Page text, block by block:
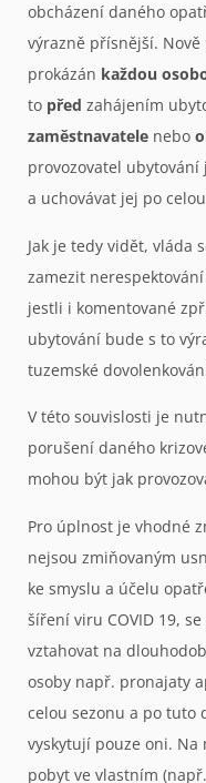
obcházení daného
výrazně přísnější.
prokázán každou
to před zahájením
zaměstnavatele nebo
provozovatel
a uchovávat jej po
Jak je tedy vidět, vláda
zamezit
jestli i komentované
ubytování bude s to
tuzemské
V této souvislosti je
porušení daného
mohou být jak
Pro úplnost je vhodné
nejsou zmiňovaným
ke smyslu a účelu
šíření viru COVID 19,
vztahovat na
osoby např. pronajaty
celou sezonu a po tuto
vyskytují pouze oni. Na
pobyt ve vlastním